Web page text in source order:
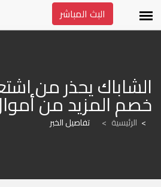
البث المباشر
خصم المزيد من
الرئيسية > تفاصيل الخبر